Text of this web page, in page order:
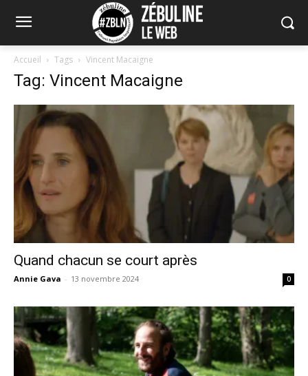
Accueil Tags Vincent Macaigne
Tag: Vincent Macaigne
Quand chacun se court après
Annie Gava - 13 novembre 2024 0